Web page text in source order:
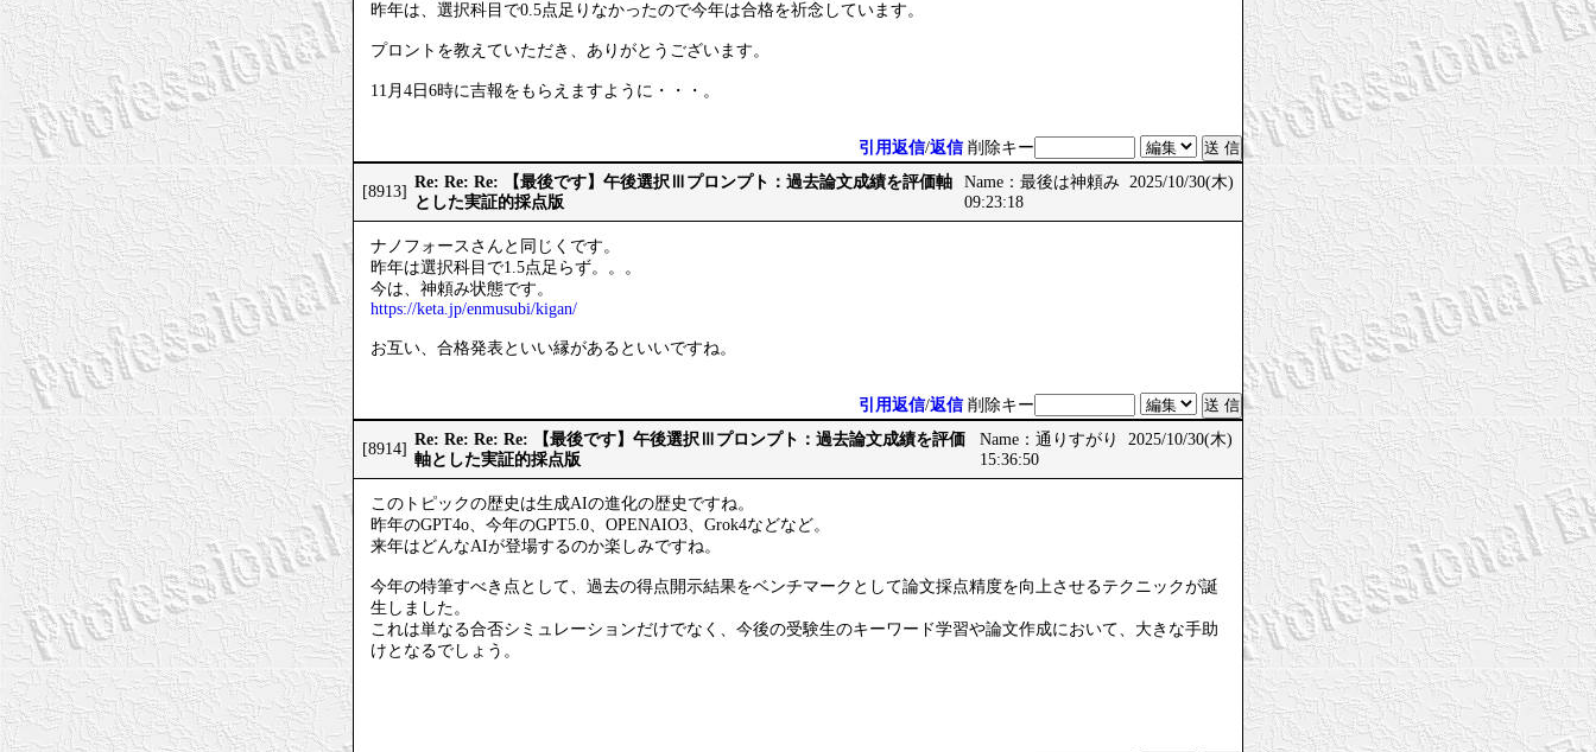
昨年は、選択科目で0.5点足りなかったので今年は合格を祈念しています。
プロントを教えていただき、ありがとうございます。
11月4日6時に吉報をもらえますように・・・。
引用返信/返信 削除キー
[8913]
Re: Re: Re: 【最後です】午後選択Ⅲプロンプト：過去論文成績を評価軸
とした実証的採点版
Name：最後は神頼み 2025/10/30(木)
09:23:18
ナノフォースさんと同じくです。
昨年は選択科目で1.5点足らず。。。
今は、神頼み状態です。
https://keta.jp/enmusubi/kigan/
お互い、合格発表といい縁があるといいですね。
引用返信/返信 削除キー
[8914]
Re: Re: Re: Re: 【最後です】午後選択Ⅲプロンプト：過去論文成績を評価
軸とした実証的採点版
Name：通りすがり 2025/10/30(木)
15:36:50
このトピックの歴史は生成AIの進化の歴史ですね。
昨年のGPT4o、今年のGPT5.0、OPENAIO3、Grok4などなど。
来年はどんなAIが登場するのか楽しみですね。
今年の特筆すべき点として、過去の得点開示結果をベンチマークとして論文採点精度を向上させるテクニックが誕
生しました。
これは単なる合否シミュレーションだけでなく、今後の受験生のキーワード学習や論文作成において、大きな手助
けとなるでしょう。